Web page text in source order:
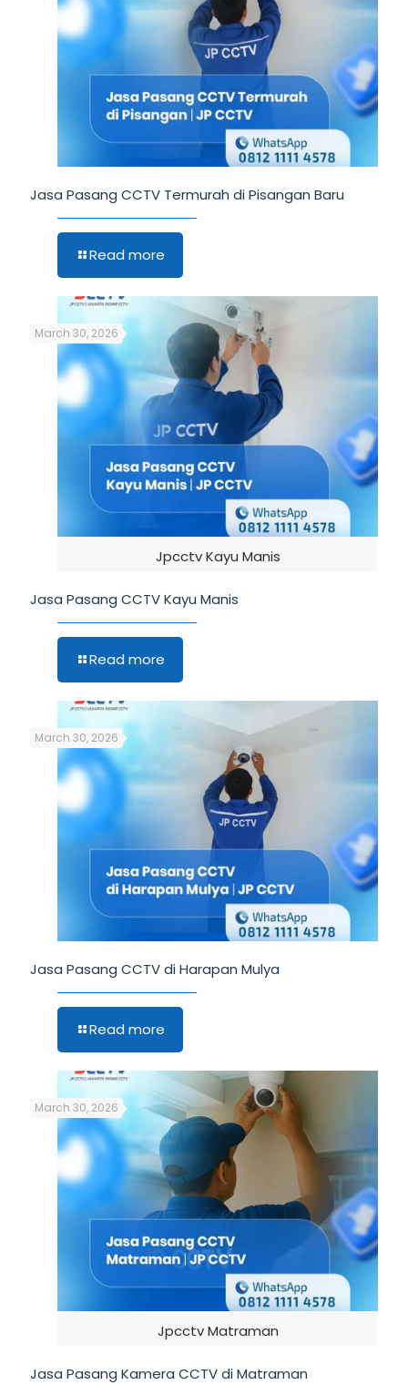
Jasa Pasang CCTV Termurah di Pisangan Baru
Read more
Jpcctv Kayu Manis
March 30, 2026
Jasa Pasang CCTV Kayu Manis
Read more
March 30, 2026
Jasa Pasang CCTV di Harapan Mulya
Read more
Jpcctv Matraman
March 30, 2026
Jasa Pasang Kamera CCTV di Matraman